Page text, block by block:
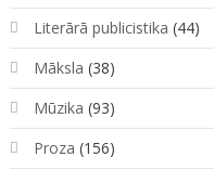
Literārā publicistika (44)
Māksla (38)
Mūzika (93)
Proza (156)